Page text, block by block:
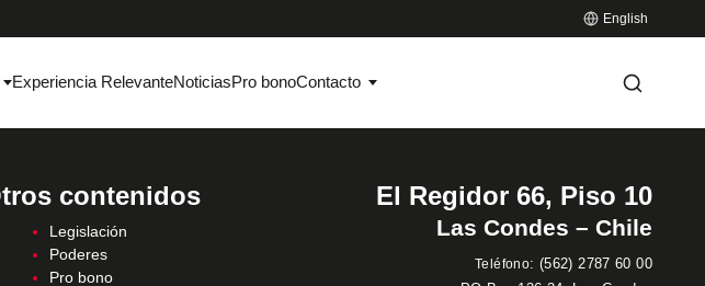
English
Experiencia RelevanteNoticiasPro bonoContacto
contenidos
Legislación
Poderes
Pro bono
El Regidor 66, Piso 10
Las Condes – Chile
Teléfono: (562) 2787 60 00